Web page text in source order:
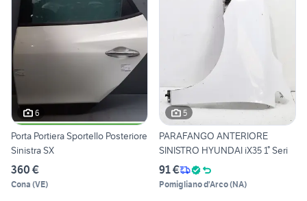
6
Porta Portiera Sportello Posteriore
Sinistra SX
360 €
Cona (VE)
5
PARAFANGO ANTERIORE
SINISTRO HYUNDAI iX35 1° Seri
91 €
Pomigliano d'Arco(NA)